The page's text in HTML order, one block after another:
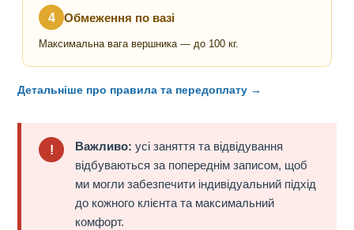
4 Обмеження по вазі
Максимальна вага вершника — до 100 кг.
Детальніше про правила та передоплату →
! Важливо: усі заняття та відвідування
відбуваються за попереднім записом, щоб
ми могли забезпечити індивідуальний підхід
до кожного клієнта та максимальний
комфорт.